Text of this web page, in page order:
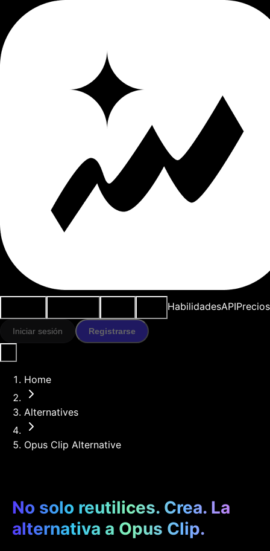
HabilidadesAPIPrecios
Iniciar sesión Registrarse
Home
Alternatives
Opus Clip Alternative
No solo reutilices. Crea. La
alternativa a Opus Clip.